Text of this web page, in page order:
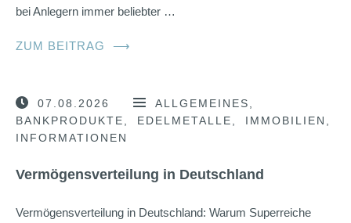
bei Anlegern immer beliebter …
ZUM BEITRAG ⟶
07.08.2026
ALLGEMEINES
BANKPRODUKTE
EDELMETALLE
IMMOBILIEN
INFORMATIONEN
Vermögensverteilung in Deutschland
Vermögensverteilung in Deutschland: Warum Superreiche